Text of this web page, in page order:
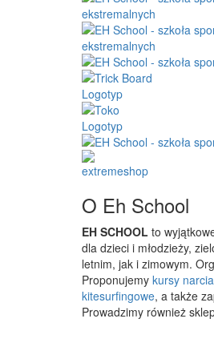
O Eh School
EH SCHOOL to
dla dzieci i młodzieży,
letnim, jak i zimowym.
Proponujemy kursy
kitesurfingowe, a także
Prowadzimy również